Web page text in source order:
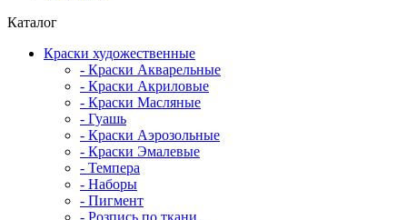
Каталог
Краски художественные
- Краски Акварельные
- Краски Акриловые
- Краски Масляные
- Гуашь
- Краски Аэрозольные
- Краски Эмалевые
- Темпера
- Наборы
- Пигмент
- Розпись по ткани